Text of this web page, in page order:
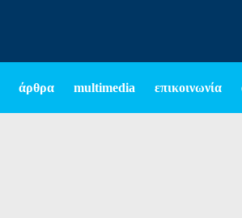
άρθρα multimedia επικοινωνία